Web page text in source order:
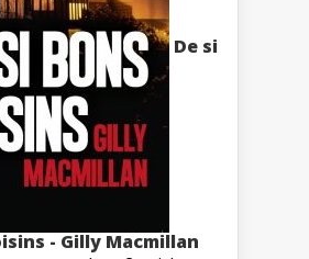
De si
- Gilly Macmillan